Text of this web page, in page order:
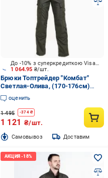
1 064.95 ₴/шт.
До -10% з суперкредиткою Visa Вигода
Брюки Топтрейдер "Комбат"
Светлая-Олива, (170-176см)
(56-58р) р.XL
оценить
1 495 -374₴
1 121 ₴/шт.
Cамовывоз Доставим